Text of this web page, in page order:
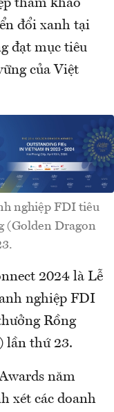
tham khảo
đổi xanh tại
đạt mục tiêu
của Việt
nghiệp FDI tiêu
(Golden Dragon
2024 là Lễ
nghiệp FDI
Rồng
lần thứ 23.
năm
xét các doanh